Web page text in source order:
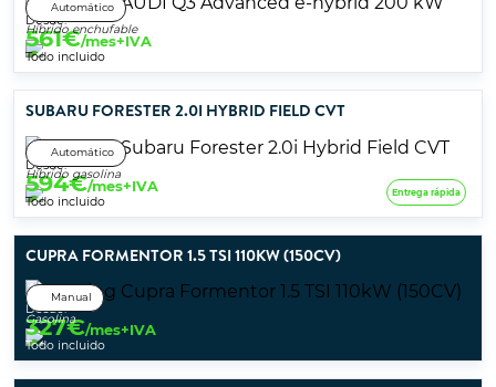
Automático
Híbrido enchufable
Desde:
561€/mes+IVA
Todo incluido
SUBARU FORESTER 2.0I HYBRID FIELD CVT
Automático
Híbrido gasolina
Desde:
594€/mes+IVA
Todo incluido
Entrega rápida
CUPRA FORMENTOR 1.5 TSI 110KW (150CV)
Manual
Gasolina
Desde:
327€/mes+IVA
Todo incluido